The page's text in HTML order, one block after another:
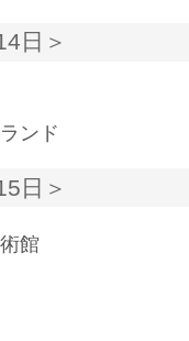
日＞
ンド
日＞
館